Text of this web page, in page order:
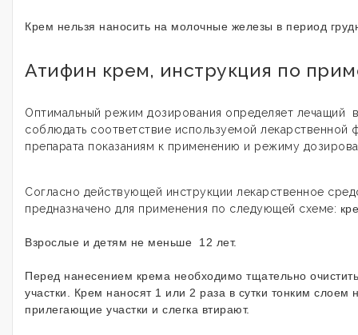
Крем нельзя наносить на молочные железы в период
Атифин крем, инструкция по
Оптимальный режим дозирования определяет лечащий
соблюдать соответствие используемой лекарственной
препарата показаниям к применению и режиму
Согласно действующей инструкции лекарственное
предназначено для применения по следующей схеме:
Взрослые и детям не меньше 12 лет.
Перед нанесением крема необходимо тщательно
участки. Крем наносят 1 или 2 раза в сутки тонким слоем
прилегающие участки и слегка втирают.